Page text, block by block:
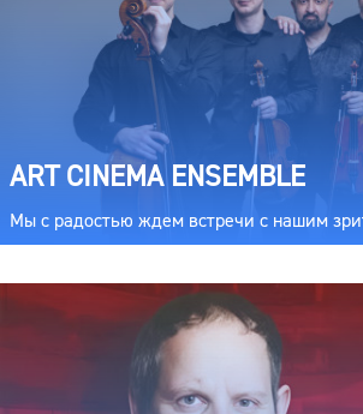
ART CINEMA ENSEMBLE
Мы с радостью ждем встречи с нашим